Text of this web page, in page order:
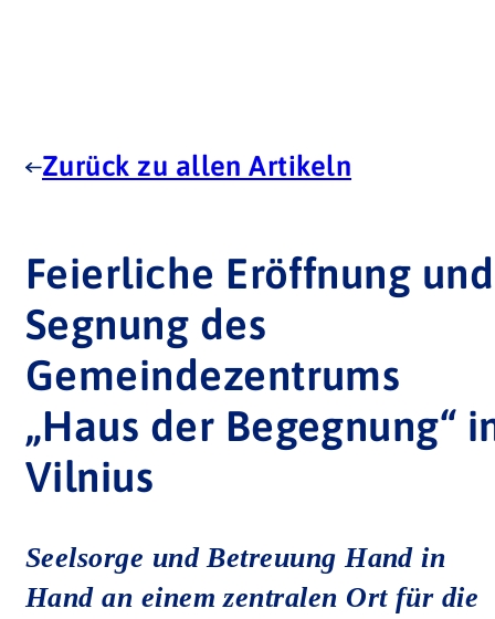
Zurück zu allen Artikeln
Feierliche Eröffnung und
Segnung des
Gemeindezentrums
„Haus der Begegnung“
Vilnius
Seelsorge und Betreuung Hand in
Hand an einem zentralen Ort für die